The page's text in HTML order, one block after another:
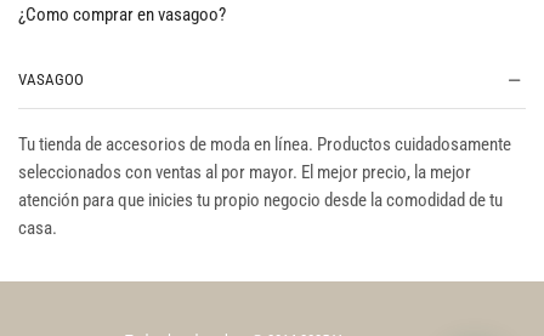
¿Como comprar en vasagoo?
VASAGOO
Tu tienda de accesorios de moda en línea. Productos cuidadosamente
seleccionados con ventas al por mayor. El mejor precio, la mejor
atención para que inicies tu propio negocio desde la comodidad de tu
casa.